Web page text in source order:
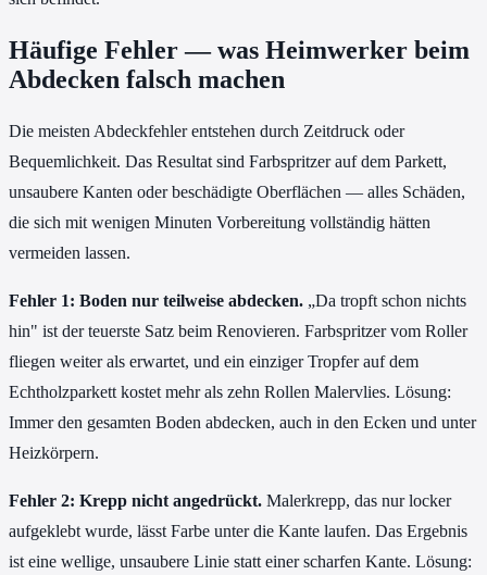
Häufige Fehler — was Heimwerker beim
Abdecken falsch machen
Die meisten Abdeckfehler entstehen durch Zeitdruck oder
Bequemlichkeit. Das Resultat sind Farbspritzer auf dem Parkett,
unsaubere Kanten oder beschädigte Oberflächen — alles Schäden,
die sich mit wenigen Minuten Vorbereitung vollständig hätten
vermeiden lassen.
Fehler 1: Boden nur teilweise abdecken. „Da tropft schon nichts
hin" ist der teuerste Satz beim Renovieren. Farbspritzer vom Roller
fliegen weiter als erwartet, und ein einziger Tropfer auf dem
Echtholzparkett kostet mehr als zehn Rollen Malervlies. Lösung:
Immer den gesamten Boden abdecken, auch in den Ecken und unter
Heizkörpern.
Fehler 2: Krepp nicht angedrückt. Malerkrepp, das nur locker
aufgeklebt wurde, lässt Farbe unter die Kante laufen. Das Ergebnis
ist eine wellige, unsaubere Linie statt einer scharfen Kante. Lösung: